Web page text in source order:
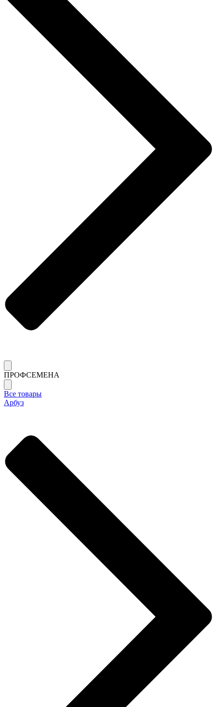
ПРОФСЕМЕНА
Все товары
Арбуз